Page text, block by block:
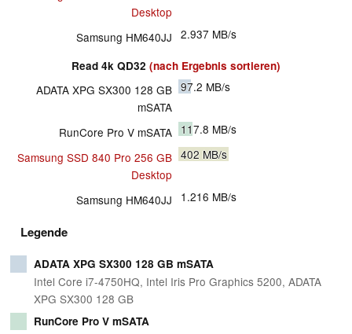
Desktop
Samsung HM640JJ 2.937 MB/s
Read 4k QD32 (nach Ergebnis sortieren)
ADATA XPG SX300 128 GB
mSATA
97.2 MB/s
RunCore Pro V mSATA 117.8 MB/s
Samsung SSD 840 Pro 256 GB
Desktop
402 MB/s
Samsung HM640JJ 1.216 MB/s
Legende
ADATA XPG SX300 128 GB mSATA
Intel Core i7-4750HQ, Intel Iris Pro Graphics 5200, ADATA
XPG SX300 128 GB
RunCore Pro V mSATA